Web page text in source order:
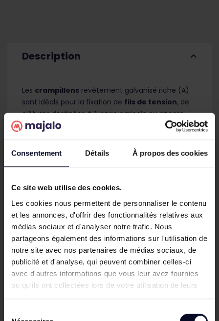
Consentement Détails À propos des cookies
Ce site web utilise des cookies.
Les cookies nous permettent de personnaliser le contenu
et les annonces, d'offrir des fonctionnalités relatives aux
médias sociaux et d'analyser notre trafic. Nous
partageons également des informations sur l'utilisation de
notre site avec nos partenaires de médias sociaux, de
publicité et d'analyse, qui peuvent combiner celles-ci
avec d'autres informations que vous leur avez fournies
ou qu'ils ont collectées lors de votre utilisation de leurs
services.
expand_less
Description
Les crampillons revêtement galvanisé riche (A)
sont idéals pour la fixation de fils de tension, de
clôtures destinées à l’usage agricole ou encore
deroncessur
mm, 3,5x35 mm et 4,5x40 mm, les crampillons
sont conditionnés en sceaux de 1 kg.
Quantité par boîte :
- 3,0x30 mm : 285 pièces
- 3,5x35 mm : 179 pièces
- 4,5x40 mm : 95 pièces